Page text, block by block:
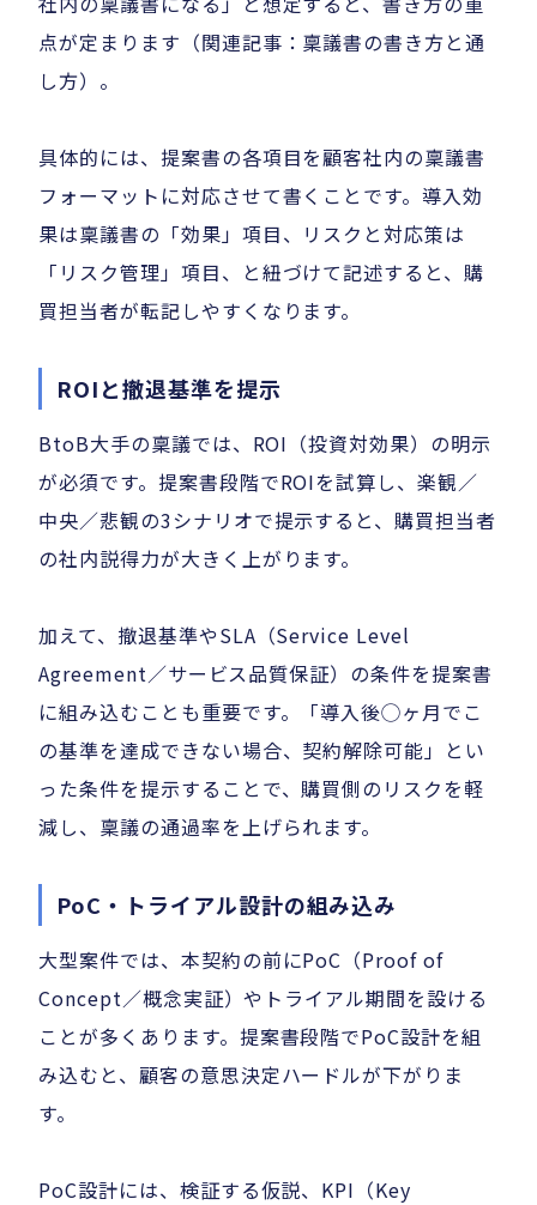
点が定まります（関連記事：稟議書の書き方と通
し方）。
具体的には、提案書の各項目を顧客社内の稟議書
フォーマットに対応させて書くことです。導入効
果は稟議書の「効果」項目、リスクと対応策は
「リスク管理」項目、と紐づけて記述すると、購
買担当者が転記しやすくなります。
ROIと撤退基準を提示
BtoB大手の稟議では、ROI（投資対効果）の明示
が必須です。提案書段階でROIを試算し、楽観／
中央／悲観の3シナリオで提示すると、購買担当者
の社内説得力が大きく上がります。
加えて、撤退基準やSLA（Service Level
Agreement／サービス品質保証）の条件を提案書
に組み込むことも重要です。「導入後◯ヶ月でこ
の基準を達成できない場合、契約解除可能」とい
った条件を提示することで、購買側のリスクを軽
減し、稟議の通過率を上げられます。
PoC・トライアル設計の組み込み
大型案件では、本契約の前にPoC（Proof of
Concept／概念実証）やトライアル期間を設ける
ことが多くあります。提案書段階でPoC設計を組
み込むと、顧客の意思決定ハードルが下がりま
す。
PoC設計には、検証する仮説、KPI（Key